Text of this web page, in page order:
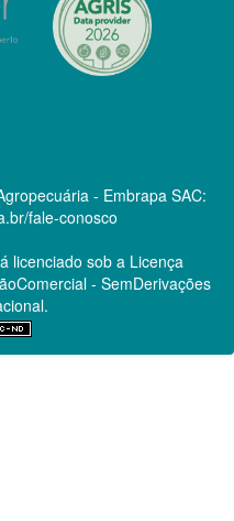
- Embrapa SAC:
fale-conosco
licenciado sob a Licença
- SemDerivações